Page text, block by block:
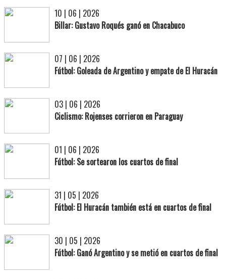
10 | 06 | 2026
Billar: Gustavo Roqués ganó en Chacabuco
07 | 06 | 2026
Fútbol: Goleada de Argentino y empate de El Huracán
03 | 06 | 2026
Ciclismo: Rojenses corrieron en Paraguay
01 | 06 | 2026
Fútbol: Se sortearon los cuartos de final
31 | 05 | 2026
Fútbol: El Huracán también está en cuartos de final
30 | 05 | 2026
Fútbol: Ganó Argentino y se metió en cuartos de final